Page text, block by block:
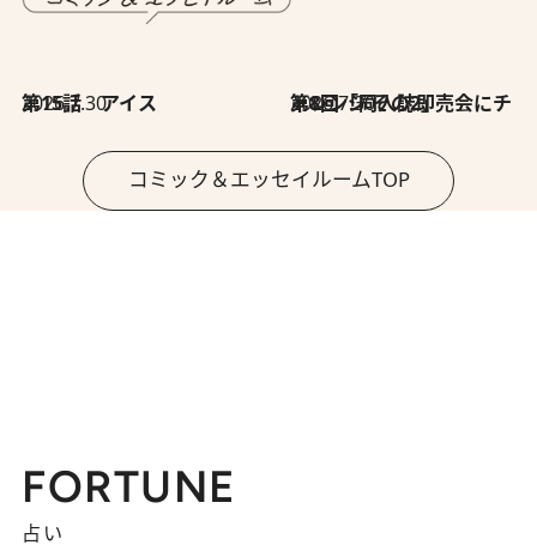
2026.7.30
第15話 アイス 2026.7.30
第8回「同人誌即売会にチャレンジ その2」
コミック＆エッセイルームTOP
FORTUNE
占い